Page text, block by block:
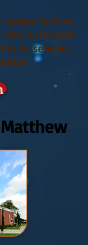
motivar,
Dios ha llamado
de servicio,